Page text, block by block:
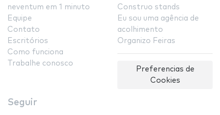
neventum em 1 minuto
Equipe
Contato
Escritórios
Como funciona
Trabalhe conosco
Construo stands
Eu sou uma agência de
acolhimento
Organizo Feiras
Preferencias de
Cookies
Seguir